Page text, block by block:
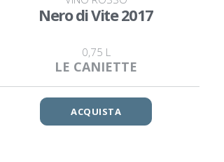
Nero di Vite 2017
0,75 L
LE CANIETTE
ACQUISTA